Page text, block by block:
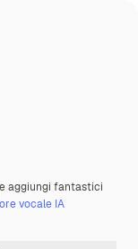
aggiungi fantastici
vocale IA